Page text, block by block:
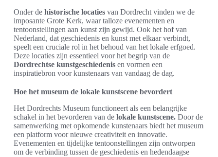
Onder de historische locaties van Dordrecht vinden we de
imposante Grote Kerk, waar talloze evenementen en
tentoonstellingen aan kunst zijn gewijd. Ook het hof van
Nederland, dat geschiedenis en kunst met elkaar verbindt,
speelt een cruciale rol in het behoud van het lokale erfgoed.
Deze locaties zijn essentieel voor het begrip van de
Dordrechtse kunstgeschiedenis en vormen een
inspiratiebron voor kunstenaars van vandaag de dag.
Hoe het museum de lokale kunstscene bevordert
Het Dordrechts Museum functioneert als een belangrijke
schakel in het bevorderen van de lokale kunstscene. Door de
samenwerking met opkomende kunstenaars biedt het museum
een platform voor nieuwe creativiteit en innovatie.
Evenementen en tijdelijke tentoonstellingen zijn ontworpen
om de verbinding tussen de geschiedenis en hedendaagse